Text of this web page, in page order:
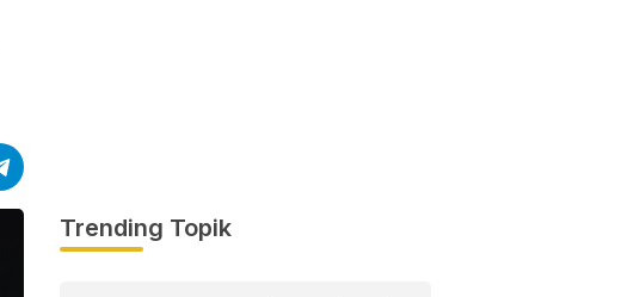
Trending Topik